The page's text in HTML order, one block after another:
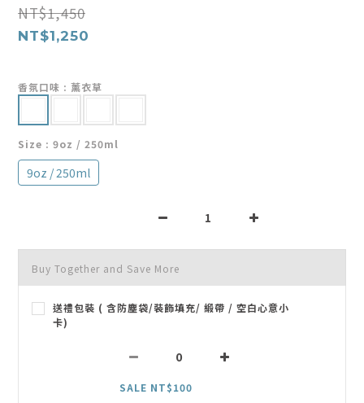
NT$1,450
NT$1,250
香氛口味 : 薰衣草
Size : 9oz / 250ml
9oz / 250ml
Buy Together and Save More
送禮包裝 ( 含防塵袋/裝飾填充/ 緞帶 / 空白心意小
卡)
SALE NT$100